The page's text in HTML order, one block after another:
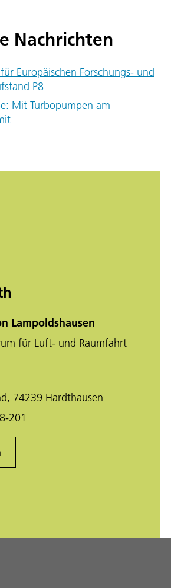
Nachrichten
Europäischen Forschungs- und
P8
Mit Turbopumpen am
Lampoldshausen
für Luft- und Raumfahrt
74239 Hardthausen
201